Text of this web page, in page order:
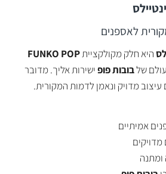
לאספנים
היא חלק מקולקצייתFUNKO POP
שלבובות פופישירות אליך. מדובר
מדויק ונאמן לדמות המקורית.
אמיתיים
ומתנה